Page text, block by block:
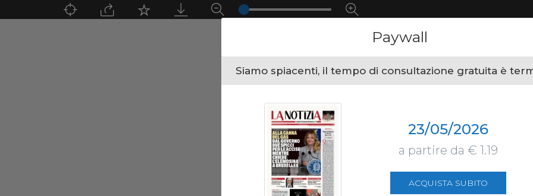
Paywall
Siamo spiacenti, il tempo di consultazione gratuita è
23/05/2026
a partire da € 1.19
ACQUISTA SUBITO